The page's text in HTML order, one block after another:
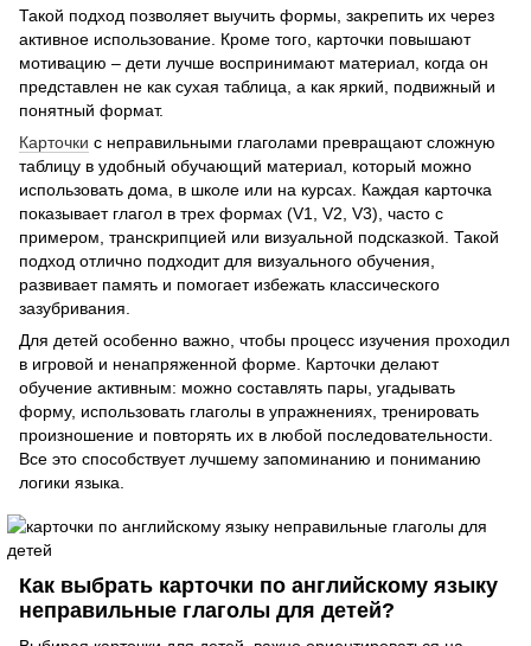
Такой подход позволяет выучить формы, закрепить их через
активное использование. Кроме того, карточки повышают
мотивацию – дети лучше воспринимают материал, когда он
представлен не как сухая таблица, а как яркий, подвижный и
понятный формат.
Карточки с неправильными глаголами превращают сложную
таблицу в удобный обучающий материал, который можно
использовать дома, в школе или на курсах. Каждая карточка
показывает глагол в трех формах (V1, V2, V3), часто с
примером, транскрипцией или визуальной подсказкой. Такой
подход отлично подходит для визуального обучения,
развивает память и помогает избежать классического
зазубривания.
Для детей особенно важно, чтобы процесс изучения проходил
в игровой и ненапряженной форме. Карточки делают
обучение активным: можно составлять пары, угадывать
форму, использовать глаголы в упражнениях, тренировать
произношение и повторять их в любой последовательности.
Все это способствует лучшему запоминанию и пониманию
логики языка.
Как выбрать карточки по английскому языку
неправильные глаголы для детей?